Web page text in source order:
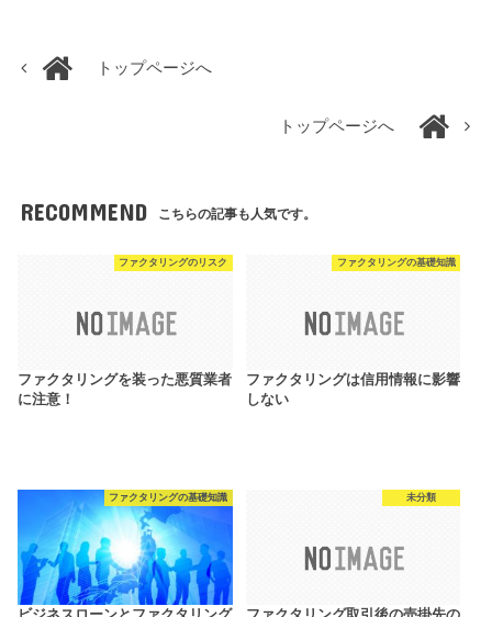
トップページへ
トップページへ
RECOMMEND こちらの記事も人気です。
ファクタリングのリスク
ファクタリングを装った悪質業者
に注意！
ファクタリングの基礎知識
ファクタリングは信用情報に影響
しない
ファクタリングの基礎知識 未分類